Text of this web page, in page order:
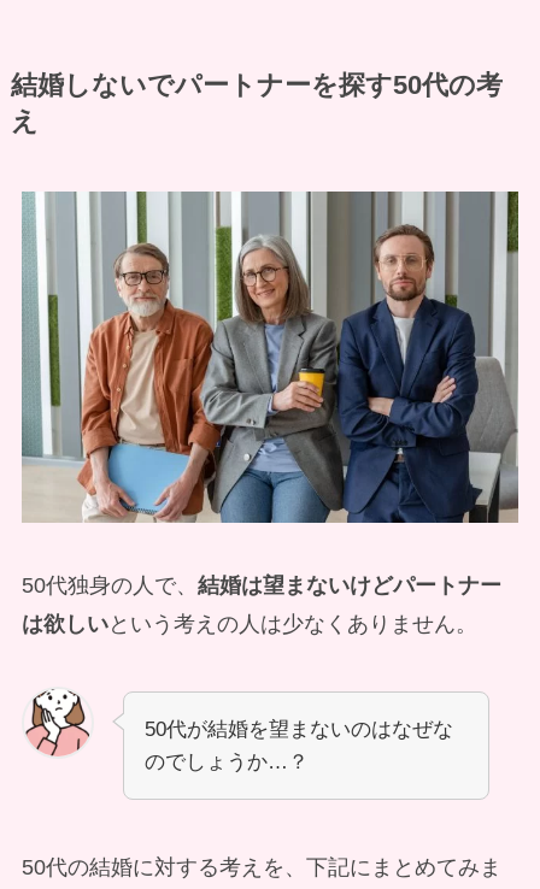
結婚しないでパートナーを探す50代の考
え
50代独身の人で、 結婚は望まないけどパートナー
は欲しいという考えの人は少なくありません。
50代が結婚を望まないのはなぜな
のでしょうか…？
50代の結婚に対する考えを、下記にまとめてみま